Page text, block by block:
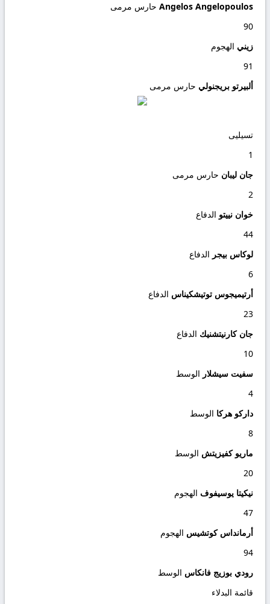
Angelos Angelopoulos حارس مرمى
90
زيني الهجوم
91
ألبيرتو بريجنولي حارس مرمى
تسيليى
1
جان ليبان حارس مرمى
2
خوان نييتو الدفاع
44
لوكاس بيجر الدفاع
6
أرتيميجوس توتيشكيناس الدفاع
23
جان كارنيتشنيك الدفاع
10
سفيت سيشلار الوسط
4
داركو هركا الوسط
8
ماريو كفيزيتش الوسط
20
نيكيتا يوسيفوف الهجوم
47
أرمانداس كوتشيس الهجوم
94
رودي بوزيج فانكاس الوسط
قائمة البدلاء